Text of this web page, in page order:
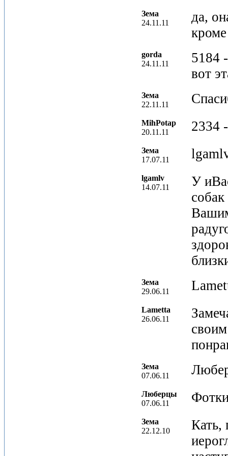
Зема
24.11.11
да,
gorda
24.11.11
5184
вот
Зема
22.11.11
MihPotap
20.11.11
2334
Зема
17.07.11
lgamlv
14.07.11
У
Зема
29.06.11
Lametta
26.06.11
Зема
07.06.11
Люберцы
07.06.11
Зема
22.12.10
Кать,